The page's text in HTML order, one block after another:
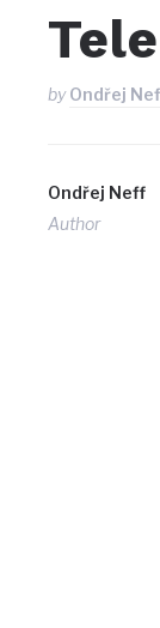
byOndřej
Ondřej Neff
Author